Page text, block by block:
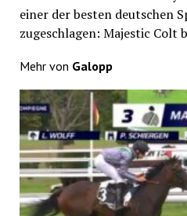
einer der besten deutschen
zugeschlagen: Majestic Colt
Mehr von Galopp